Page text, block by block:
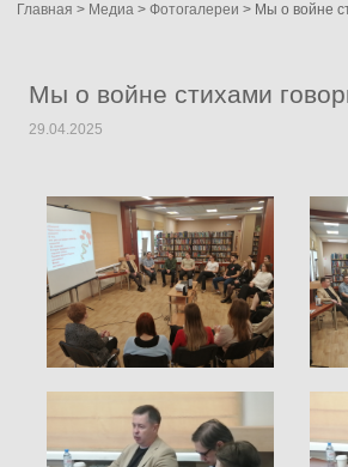
Главная > Медиа > Фотогалереи > Мы о войне
Мы о войне стихами
29.04.2025